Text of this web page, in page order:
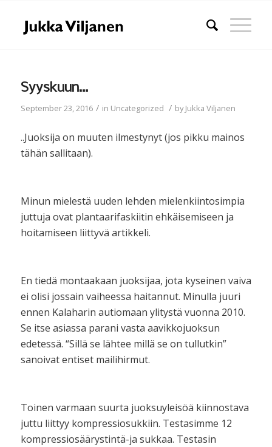
Syyskuun…
September 23, 2016 / in Uncategorized / byJukka Viljanen
..Juoksija on muuten ilmestynyt (jos pikku mainos
tähän sallitaan).
Minun mielestä uuden lehden mielenkiintosimpia
juttuja ovat plantaarifaskiitin ehkäisemiseen ja
hoitamiseen liittyvä artikkeli.
En tiedä montaakaan juoksijaa, jota kyseinen vaiva
ei olisi jossain vaiheessa haitannut. Minulla juuri
ennen Kalaharin autiomaan ylitystä vuonna 2010.
Se itse asiassa parani vasta aavikkojuoksun
edetessä. “Sillä se lähtee millä se on tullutkin”
sanoivat entiset mailihirmut.
Toinen varmaan suurta juoksuyleisöä kiinnostava
juttu liittyy kompressiosukkiin. Testasimme 12
kompressiosäärystintä-ja sukkaa. Testasin